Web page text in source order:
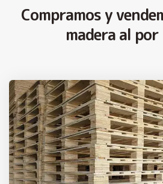
Compramos y
madera al